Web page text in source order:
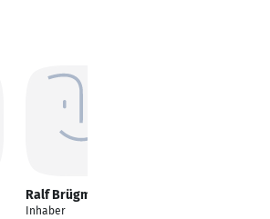
Ralf Brügmann
Inhaber